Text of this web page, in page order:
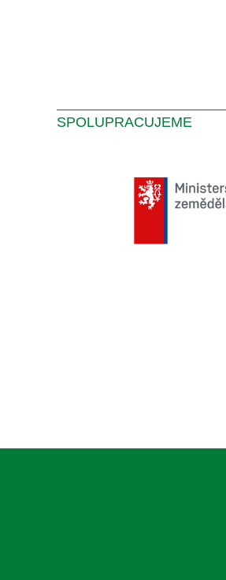
SPOLUPRACUJEME